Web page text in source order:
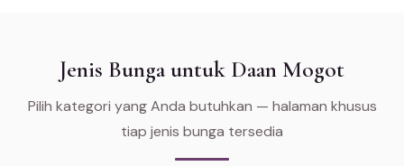
Jenis Bunga untuk Daan Mogot
Pilih kategori yang Anda butuhkan — halaman khusus
tiap jenis bunga tersedia